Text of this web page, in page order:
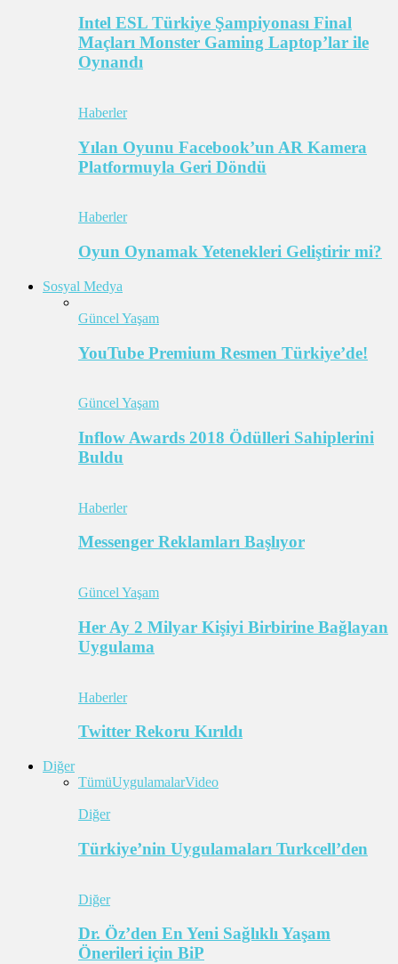
Intel ESL Türkiye Şampiyonası Final
Maçları Monster Gaming Laptop’lar ile
Oynandı
Haberler
Yılan Oyunu Facebook’un AR Kamera
Platformuyla Geri Döndü
Haberler
Oyun Oynamak Yetenekleri Geliştirir mi?
Sosyal Medya
Güncel Yaşam
YouTube Premium Resmen Türkiye’de!
Güncel Yaşam
Inflow Awards 2018 Ödülleri Sahiplerini
Buldu
Haberler
Messenger Reklamları Başlıyor
Güncel Yaşam
Her Ay 2 Milyar Kişiyi Birbirine Bağlayan
Uygulama
Haberler
Twitter Rekoru Kırıldı
Diğer
TümüUygulamalarVideo
Diğer
Türkiye’nin Uygulamaları Turkcell’den
Diğer
Dr. Öz’den En Yeni Sağlıklı Yaşam
Önerileri için BiP